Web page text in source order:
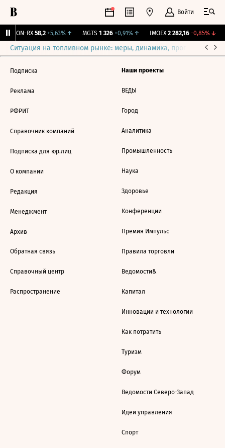
Войти
VEON-RX 58,2 +5,63%↑ MGTS 1 326 +0,91%↑ IMOEX 2 282,16 -0,85%↓
Ситуация на топливном рынке: меры, динамика, прогнозы
Подписка
Реклама
РФРИТ
Справочник компаний
Подписка для юр.лиц
О компании
Редакция
Менеджмент
Архив
Обратная связь
Справочный центр
Распространение
Наши проекты
ВЕДЫ
Город
Аналитика
Промышленность
Наука
Здоровье
Конференции
Премия Импульс
Правила торговли
Ведомости&
Капитал
Инновации и технологии
Как потратить
Туризм
Форум
Ведомости Северо-Запад
Идеи управления
Спорт